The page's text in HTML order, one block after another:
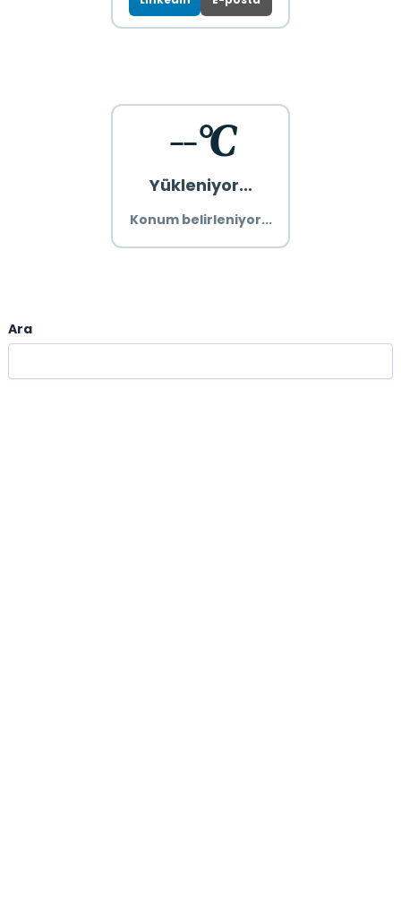
--°C
Yükleniyor...
Konum belirleniyor...
Ara